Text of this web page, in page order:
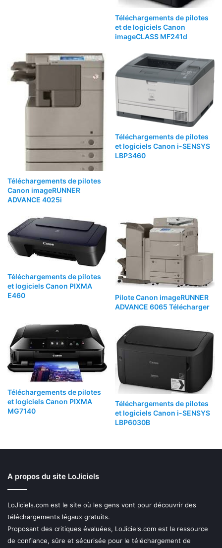
Téléchargements de pilotes
et de logiciels Canon
imageCLASS MF241d
Téléchargements de pilotes
Canon imageRUNNER
ADVANCE 4025i
Téléchargements de pilotes
et logiciels Canon i-SENSYS
LBP3460
Téléchargements de pilotes
et logiciels Canon PIXMA
E460
Pilote Canon imageRUNNER
ADVANCE 6065 Télécharger
Téléchargements de pilotes
et logiciels Canon PIXMA
MG7140
Téléchargements de pilotes
et logiciels Canon i-SENSYS
LBP6030B
A propos du site LoJiciels
LoJiciels.com est le site où les gens vont pour découvrir des
téléchargements légaux gratuits.
Proposant des critiques évaluées, LoJiciels.com est la ressource
de confiance, sûre et sécurisée pour le téléchargement de